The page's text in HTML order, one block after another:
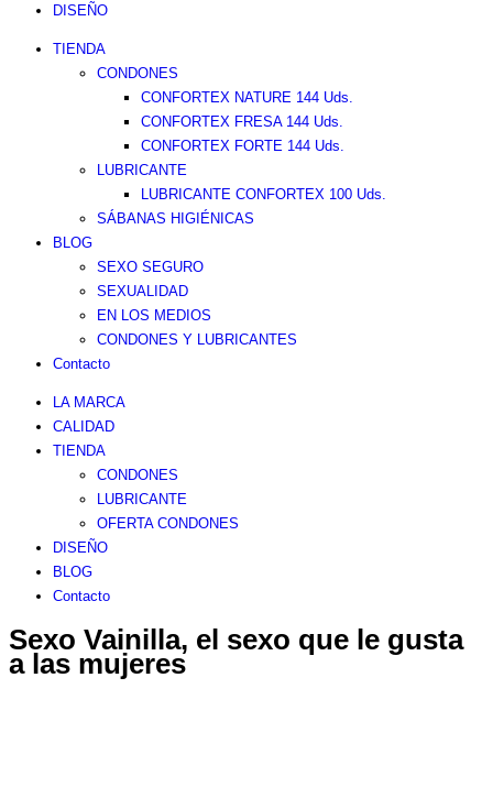
DISEÑO
TIENDA
CONDONES
CONFORTEX NATURE 144 Uds.
CONFORTEX FRESA 144 Uds.
CONFORTEX FORTE 144 Uds.
LUBRICANTE
LUBRICANTE CONFORTEX 100 Uds.
SÁBANAS HIGIÉNICAS
BLOG
SEXO SEGURO
SEXUALIDAD
EN LOS MEDIOS
CONDONES Y LUBRICANTES
Contacto
LA MARCA
CALIDAD
TIENDA
CONDONES
LUBRICANTE
OFERTA CONDONES
DISEÑO
BLOG
Contacto
Sexo Vainilla, el sexo que le gusta
a las mujeres